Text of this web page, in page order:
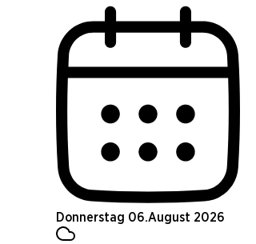
Donnerstag 06.August 2026